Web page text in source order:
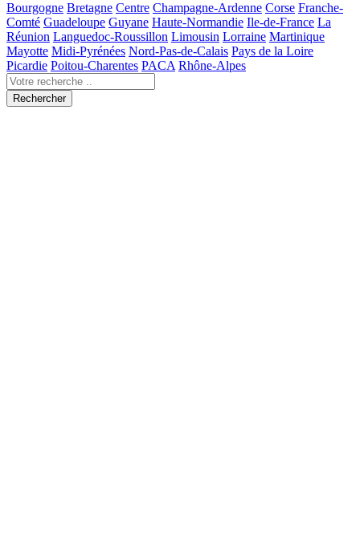
Bourgogne Bretagne Centre Champagne-Ardenne Corse Franche-
Comté Guadeloupe Guyane Haute-Normandie Ile-de-France La
Réunion Languedoc-Roussillon Limousin Lorraine Martinique
Mayotte Midi-Pyrénées Nord-Pas-de-Calais Pays de la Loire
Picardie Poitou-Charentes PACA Rhône-Alpes
Rechercher